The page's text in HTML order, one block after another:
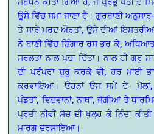
ਉਸੇ ਵਿੱਚ ਸਮਾ ਜਾਣਾ ਹੈ। ਗੁਰਬਾਣੀ
ਤੇ ਸਾਰੇ ਮਰਦ ਔਰਤਾਂ, ਉਸੇ ਦੀਆਂ
ਨੇ ਬਾਣੀ ਵਿੱਚ ਸ਼ਿੰਗਾਰ ਰਸ ਭਰ ਕੇ,
ਸਰਲਤਾ ਨਾਲ ਪੁਚਾ ਦਿੱਤਾ। ਨਾਲ ਹੀ ਗੁਰੂ
ਦੀ ਪਰੰਪਰਾ ਸ਼ੁਰੂ ਕਰਕੇ ਵੀ, ਹਰ ਮਾਈ
ਕਰਵਾਇਆ। ਉਹਨਾਂ ਉਸ ਸਮੇਂ ਦੇ- ਮੁੱਲਾਂ,
ਪੰਡਤਾਂ, ਵਿਦਵਾਨਾਂ, ਨਾਥਾਂ, ਜੋਗੀਆਂ ਤੇ
ਪ੍ਰਤੀ ਨੀਵੀਂ ਸੋਚ ਦੀ ਖੁਲ੍ਹ ਕੇ ਨਿੰਦਾ
ਮਾਰਗ ਦਰਸਾਇਆ।